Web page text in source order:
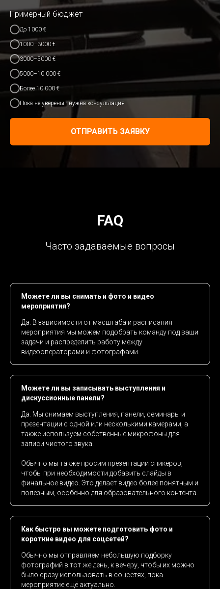
Примерный бюджет
До 1000 €
1000–3000 €
3000–5000 €
5000–10 000 €
Более 10 000 €
Пока не уверены - нужна консультация
ОТПРАВИТЬ ЗАЯВКУ
FAQ
Часто задаваемые вопросы
Можете ли вы снимать и фото и видео
мероприятия?
Да. В зависимости от масштаба и расписания
мероприятия мы можем подобрать команду под ваши
задачи и распределить работу между
видеооператорами и фотографами.
Можете ли вы записывать выступления и
дискуссионные панели?
Да. Мы снимаем выступления, панели, семинары и
презентации с одной или несколькими камерами, а
также используем собственные микрофоны для
записи чистого звука.
Обычно мы также просим презентации спикеров,
чтобы при необходимости добавить слайды в
финальное видео. Это делает видео более понятным и
полезным, особенно для образовательного контента.
Как быстро вы можете подготовить фото и
короткие видео для соцсетей?
Обычно мы отправляем небольшую подборку
фотографий в тот же день, к вечеру, чтобы их можно
было сразу использовать в соцсетях, пока
мероприятие ещё актуально.